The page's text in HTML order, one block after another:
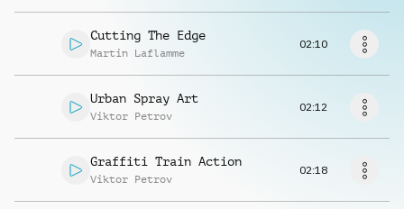
Cutting The Edge
Martin Laflamme
02:10
Urban Spray Art
Viktor Petrov
02:12
Graffiti Train Action
Viktor Petrov
02:18